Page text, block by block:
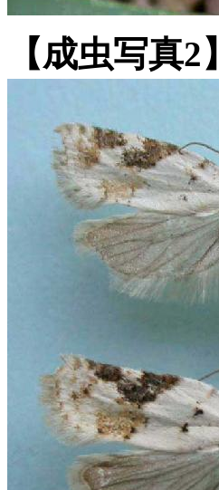
【成虫写真2】